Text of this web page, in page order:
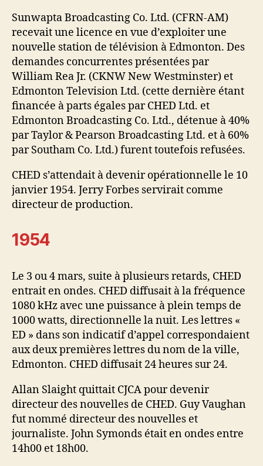
Sunwapta Broadcasting Co. Ltd. (CFRN-AM)
recevait une licence en vue d’exploiter une
nouvelle station de télévision à Edmonton. Des
demandes concurrentes présentées par
William Rea Jr. (CKNW New Westminster) et
Edmonton Television Ltd. (cette dernière étant
financée à parts égales par CHED Ltd. et
Edmonton Broadcasting Co. Ltd., détenue à 40%
par Taylor & Pearson Broadcasting Ltd. et à 60%
par Southam Co. Ltd.) furent toutefois refusées.
CHED s’attendait à devenir opérationnelle le 10
janvier 1954. Jerry Forbes servirait comme
directeur de production.
1954
Le 3 ou 4 mars, suite à plusieurs retards, CHED
entrait en ondes. CHED diffusait à la fréquence
1080 kHz avec une puissance à plein temps de
1000 watts, directionnelle la nuit. Les lettres «
ED » dans son indicatif d’appel correspondaient
aux deux premières lettres du nom de la ville,
Edmonton. CHED diffusait 24 heures sur 24.
Allan Slaight quittait CJCA pour devenir
directeur des nouvelles de CHED. Guy Vaughan
fut nommé directeur des nouvelles et
journaliste. John Symonds était en ondes entre
14h00 et 18h00.